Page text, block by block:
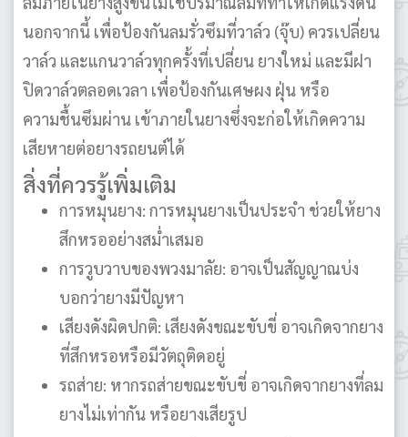
นอกจากนี้ เพื่อป้องกันลมรั่วซึมที่วาล์ว (จุ๊บ) ควรเปลี่ยน
วาล์ว และแกนวาล์วทุกครั้งที่เปลี่ยน ยางใหม่ และมีฝา
ปิดวาล์วตลอดเวลา เพื่อป้องกันเศษผง ฝุ่น หรือ
ความชื้นซึมผ่าน เข้าภายในยางซึ่งจะก่อให้เกิดความ
เสียหายต่อยางรถยนต์ได้
สิ่งที่ควรรู้เพิ่มเติม
การหมุนยาง: การหมุนยางเป็นประจำ ช่วยให้ยาง
สึกหรออย่างสม่ำเสมอ
การวูบวาบของพวงมาลัย: อาจเป็นสัญญาณบ่ง
บอกว่ายางมีปัญหา
เสียงดังผิดปกติ: เสียงดังขณะขับขี่ อาจเกิดจากยาง
ที่สึกหรอหรือมีวัตถุติดอยู่
รถส่าย: หากรถส่ายขณะขับขี่ อาจเกิดจากยางที่ลม
ยางไม่เท่ากัน หรือยางเสียรูป